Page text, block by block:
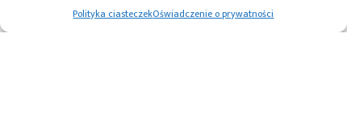
Polityka ciasteczekOświadczenie o prywatności